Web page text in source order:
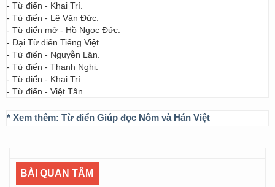
- Từ điển - Khai Trí.
- Từ điển - Lê Văn Đức.
- Từ điển mở - Hồ Ngọc Đức.
- Đại Từ điển Tiếng Việt.
- Từ điển - Nguyễn Lân.
- Từ điển - Thanh Nghị.
- Từ điển - Khai Trí.
- Từ điển - Việt Tân.
* Xem thêm: Từ điển Giúp đọc Nôm và Hán Việt
BÀI QUAN TÂM